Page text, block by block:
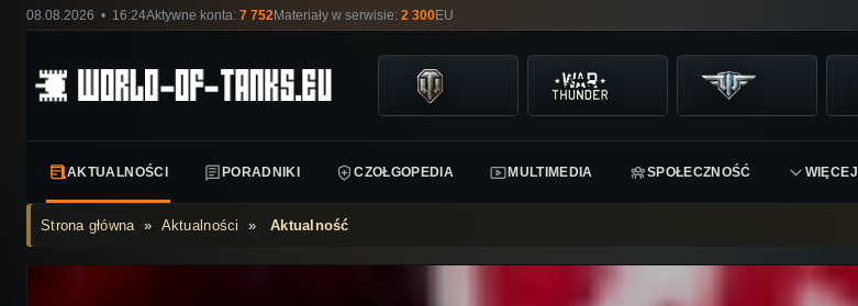
08.08.2026 • 16:24Aktywne konta: 7 752Materiały w serwisie: 2 300EU
AKTUALNOŚCI PORADNIKI CZOŁGOPEDIA MULTIMEDIA SPOŁECZNOŚĆ WIĘCEJ
Strona główna» Aktualności »Aktualność